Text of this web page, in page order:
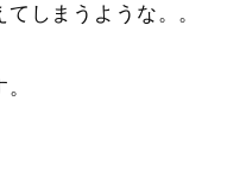
しまうような。。